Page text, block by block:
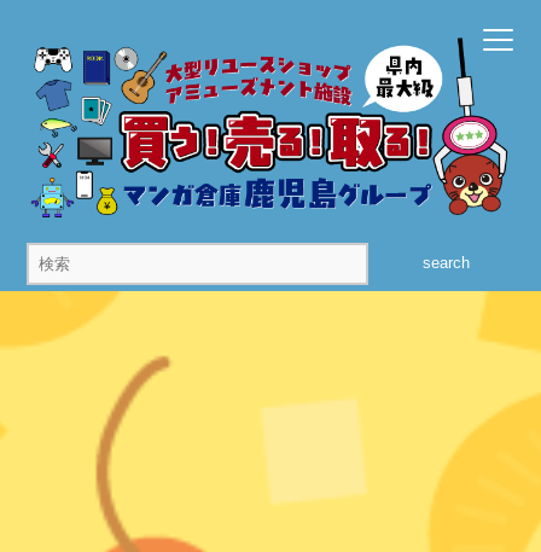
search